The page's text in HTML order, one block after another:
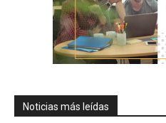
Noticias más leídas